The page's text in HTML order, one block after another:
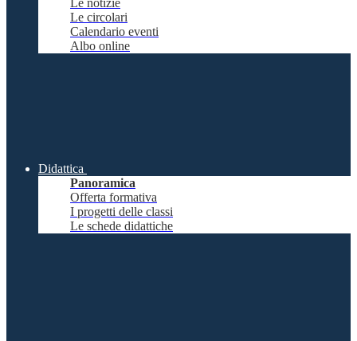
Le notizie
Le circolari
Calendario eventi
Albo online
Didattica
Panoramica
Offerta formativa
I progetti delle classi
Le schede didattiche